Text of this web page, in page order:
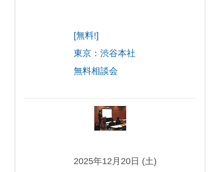
[無料!]
東京：渋谷本社
無料相談会
2025年12月20日 (土)